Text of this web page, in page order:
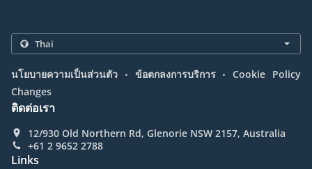
นโยบายความเป็นส่วนตัว . ข้อตกลงการบริการ . Cookie Policy
Changes
ติดต่อเรา
12/930 Old Northern Rd, Glenorie NSW 2157, Australia
+61 2 9652 2788
Links